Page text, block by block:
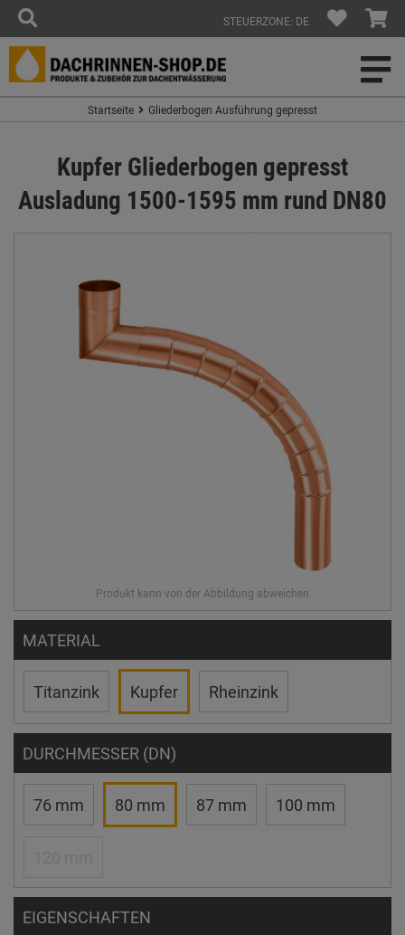
STEUERZONE: DE
Startseite Gliederbogen Ausführung gepresst
Kupfer Gliederbogen gepresst
Ausladung 1500-1595 mm rund DN80
MATERIAL
Titanzink Kupfer Rheinzink
DURCHMESSER (DN)
76 mm 80 mm 87 mm 100 mm
EIGENSCHAFTEN